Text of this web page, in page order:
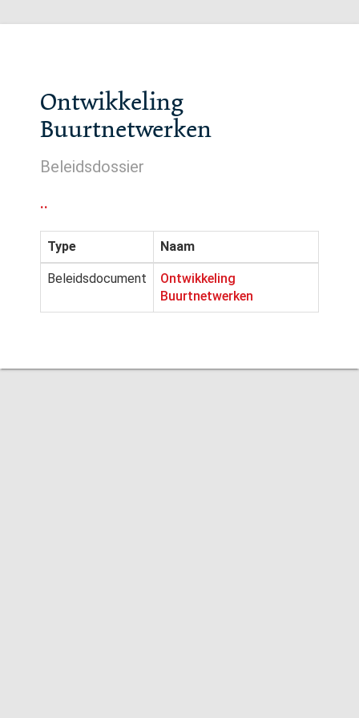
Ontwikkeling
Buurtnetwerken
Beleidsdossier
..
Type Naam
Beleidsdocument
Ontwikkeling
Buurtnetwerken